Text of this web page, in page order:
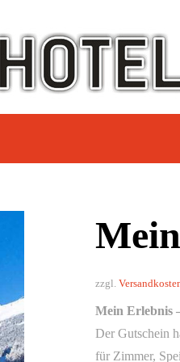
zzgl.
Mein Erlebnis
Der Gutschein
für Zimmer,